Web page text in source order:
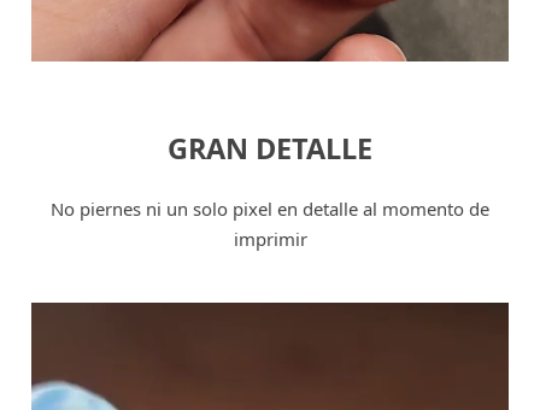
GRAN DETALLE
No piernes ni un solo pixel en detalle al momento de
imprimir